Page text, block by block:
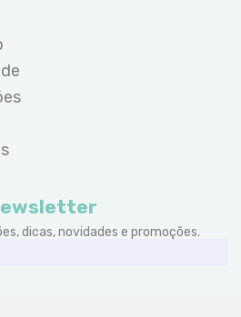
dicas, novidades e promoções.